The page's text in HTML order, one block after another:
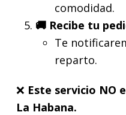
comodidad.
🚚 Recibe tu
Te
reparto.
❌ Este servicio NO
La Habana.